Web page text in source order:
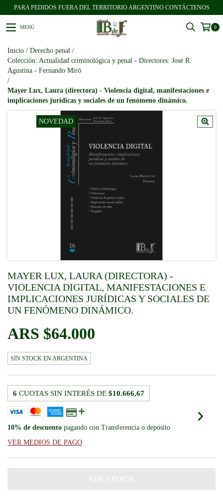
PARA PEDIDOS FUERA DEL TERRITORIO ARGENTINO CONTÁCTENOS
MENÚ 0
Inicio / Derecho penal /
Colección: Actualidad criminológica y penal - Directores: José R.
Agustina - Fernando Miró
/
Mayer Lux, Laura (directora) - Violencia digital, manifestaciones e
implicaciones jurídicas y sociales de un fenómeno dinámico.
MAYER LUX, LAURA (DIRECTORA) -
VIOLENCIA DIGITAL, MANIFESTACIONES E
IMPLICACIONES JURÍDICAS Y SOCIALES DE
UN FENÓMENO DINÁMICO.
$64.000
SIN STOCK
6 CUOTAS SIN INTERÉS DE $10.666,67
10% de descuento pagando con Transferencia o depósito
VER MEDIOS DE PAGO